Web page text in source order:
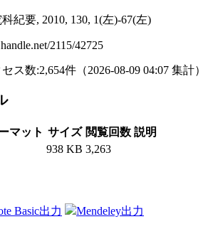
紀要, 2010, 130, 1(左)-67(左)
2115/42725
ス数:2,654件 （2026-08-09 04:07 集計）
マット サイズ 閲覧回数 説明
938 KB 3,263
Basic出力 Mendeley出力